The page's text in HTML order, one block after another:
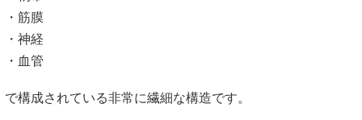
・筋膜
・神経
・血管
で構成されている非常に繊細な構造です。